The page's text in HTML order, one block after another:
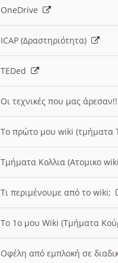
OneDrive
ICAP (Δραστηριότητα)
TEDed
Οι τεχνικές που μας
Το πρώτο μου wiki (τμήματα
Τμήματα Κολλια (Ατομικο
Τι περιμένουμε από το wiki;
Το 1ο μου Wiki (Τμήματα
Οφέλη από εμπλοκή σε